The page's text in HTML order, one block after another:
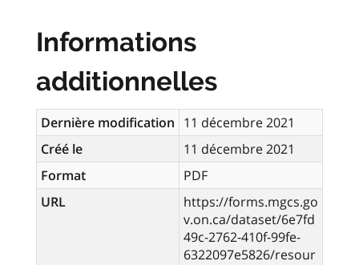
Informations
additionnelles
Dernière modification 11 décembre 2021
Créé le
11 décembre 2021
Format
PDF
URL
https://forms.mgcs.go
v.on.ca/dataset/6e7fd
49c-2762-410f-99fe-
6322097e5826/resour